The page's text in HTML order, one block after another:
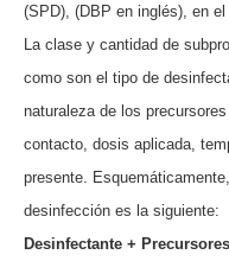
(SPD), (DBP en inglés), en el
La clase y cantidad de
como son el tipo de
naturaleza de los
contacto, dosis aplicada,
presente.
desinfección es la siguiente:
Desinfectante +